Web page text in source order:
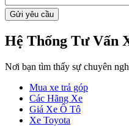
Hệ Thống Tư Vấn
Nơi bạn tìm thấy sự chuyên
Mua xe trả góp
Các Hãng Xe
Giá Xe Ô Tô
Xe Toyota